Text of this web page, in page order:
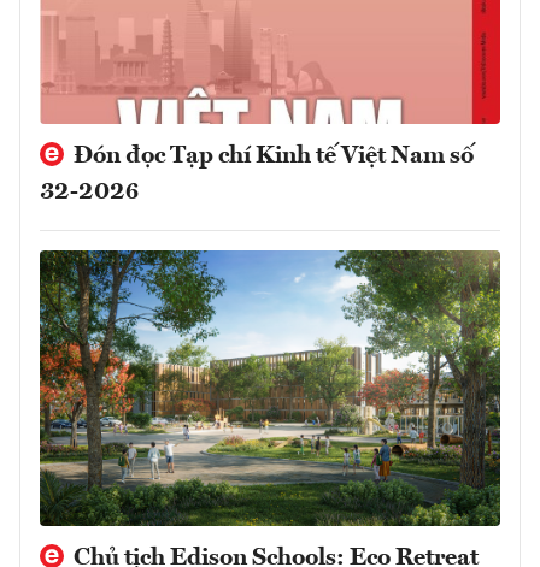
Đón đọc Tạp chí Kinh tế Việt Nam số
32-2026
Chủ tịch Edison Schools: Eco Retreat